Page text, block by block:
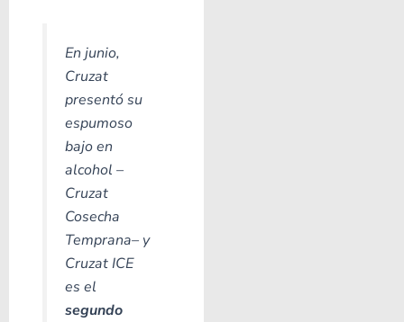
En junio,
Cruzat
presentó su
espumoso
bajo en
alcohol –
Cruzat
Cosecha
Temprana– y
Cruzat ICE
es el
segundo